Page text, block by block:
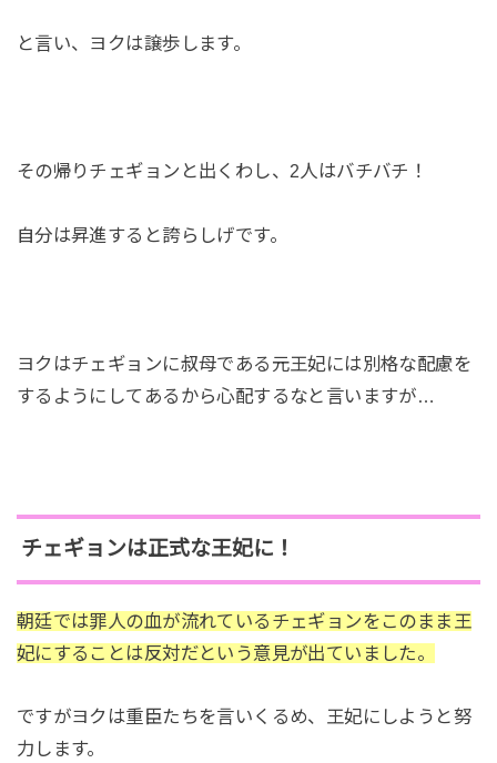
と言い、ヨクは譲歩します。
その帰りチェギョンと出くわし、2人はバチバチ！
自分は昇進すると誇らしげです。
ヨクはチェギョンに叔母である元王妃には別格な配慮を
するようにしてあるから心配するなと言いますが…
チェギョンは正式な王妃に！
朝廷では罪人の血が流れているチェギョンをこのまま王
妃にすることは反対だという意見が出ていました。
ですがヨクは重臣たちを言いくるめ、王妃にしようと努
力します。